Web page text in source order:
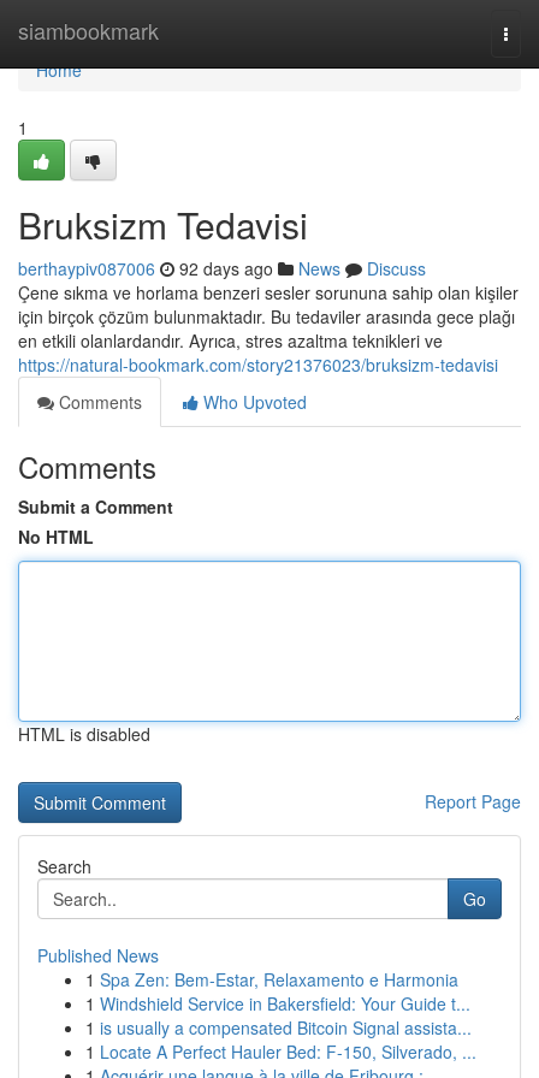
siambookmark
Home
Home
1
Bruksizm Tedavisi
berthaypiv087006 92 days ago News
Discuss
Çene sıkma ve horlama benzeri sesler sorununa sahip olan kişiler
için birçok çözüm bulunmaktadır. Bu tedaviler arasında gece plağı
en etkili olanlardandır. Ayrıca, stres azaltma teknikleri ve
https://natural-bookmark.com/story21376023/bruksizm-tedavisi
Comments
Who Upvoted
Comments
Submit a Comment
No HTML
HTML is disabled
Report Page
Search
Go
Published News
1 Spa Zen: Bem-Estar, Relaxamento e Harmonia
1 Windshield Service in Bakersfield: Your Guide t...
1 is usually a compensated Bitcoin Signal assista...
1 Locate A Perfect Hauler Bed: F-150, Silverado, ...